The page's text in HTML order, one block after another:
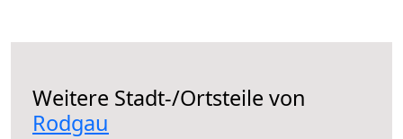
Weitere Stadt-/Ortsteile von
Rodgau